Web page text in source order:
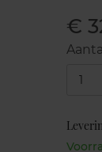
€
Aantal
1